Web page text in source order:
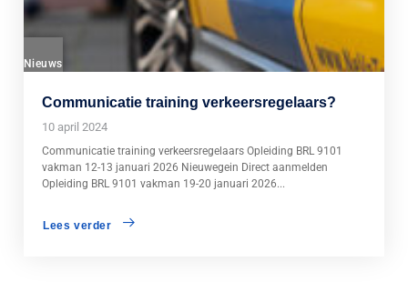
Nieuws
Communicatie training verkeersregelaars?
10 april 2024
Communicatie training verkeersregelaars Opleiding BRL 9101
vakman 12-13 januari 2026 Nieuwegein Direct aanmelden
Opleiding BRL 9101 vakman 19-20 januari 2026...
Lees verder